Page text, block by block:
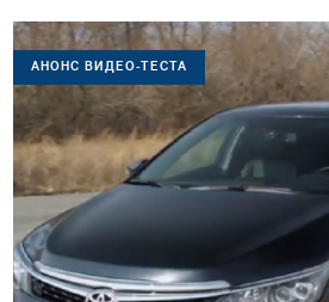
АНОНС ВИДЕО-ТЕСТА